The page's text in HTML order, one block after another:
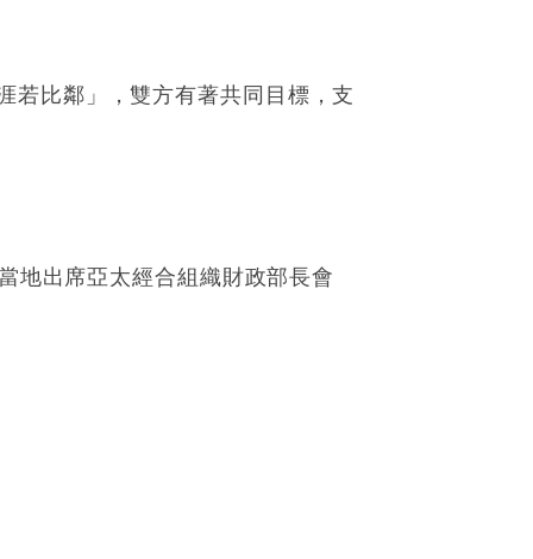
若比鄰」，雙方有著共同目標，支
地出席亞太經合組織財政部長會